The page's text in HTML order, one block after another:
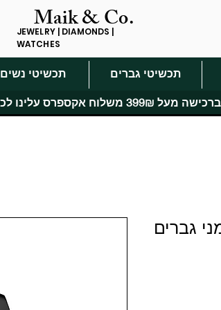
Maik & Co.
JEWELRY | DIAMONDS |
WATCHES
תכשיטי גברים תכשיטי נשים
ברכישה מעל 399₪ משלוח אקספרס עלינו לכל הארץ !